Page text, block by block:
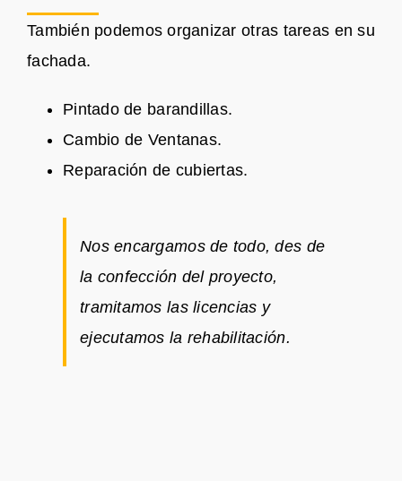
También podemos organizar otras tareas en su
fachada.
Pintado de barandillas.
Cambio de Ventanas.
Reparación de cubiertas.
Nos encargamos de todo, des de
la confección del proyecto,
tramitamos las licencias y
ejecutamos la rehabilitación.